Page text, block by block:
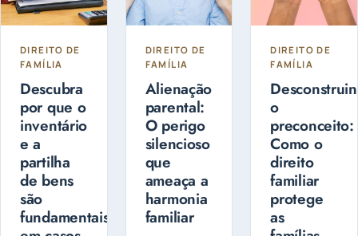
ou Guarda
Exclusiva
DIREITO DE
FAMÍLIA
Descubra
por que o
inventário
e a
partilha
de bens
são
fundamentais
DIREITO DE
FAMÍLIA
Alienação
parental:
O perigo
silencioso
que
ameaça a
harmonia
familiar
DIREITO DE
FAMÍLIA
o
preconceito:
Como o
direito
familiar
protege
as